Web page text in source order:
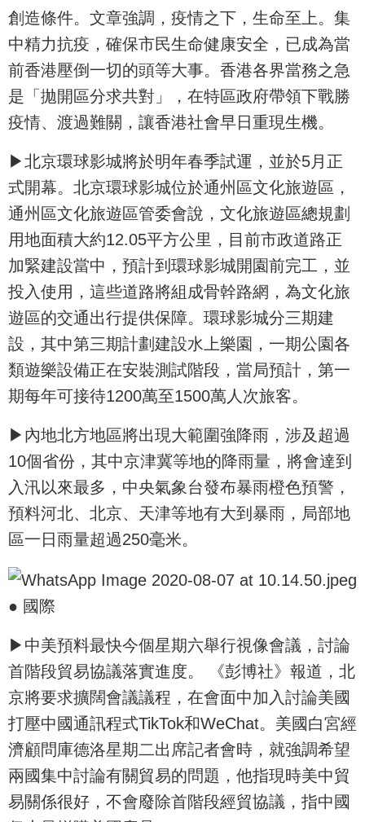
創造條件。文章強調，疫情之下，生命至上。集
中精力抗疫，確保市民生命健康安全，已成為當
前香港壓倒一切的頭等大事。香港各界當務之急
是「拋開區分求共對」，在特區政府帶領下戰勝
疫情、渡過難關，讓香港社會早日重現生機。
▶北京環球影城將於明年春季試運，並於5月正
式開幕。北京環球影城位於通州區文化旅遊區，
通州區文化旅遊區管委會說，文化旅遊區總規劃
用地面積大約12.05平方公里，目前市政道路正
加緊建設當中，預計到環球影城開園前完工，並
投入使用，這些道路將組成骨幹路網，為文化旅
遊區的交通出行提供保障。環球影城分三期建
設，其中第三期計劃建設水上樂園，一期公園各
類遊樂設備正在安裝測試階段，當局預計，第一
期每年可接待1200萬至1500萬人次旅客。
▶內地北方地區將出現大範圍強降雨，涉及超過
10個省份，其中京津冀等地的降雨量，將會達到
入汛以來最多，中央氣象台發布暴雨橙色預警，
預料河北、北京、天津等地有大到暴雨，局部地
區一日雨量超過250毫米。
● 國際
▶中美預料最快今個星期六舉行視像會議，討論
首階段貿易協議落實進度。 《彭博社》報道，北
京將要求擴闊會議議程，在會面中加入討論美國
打壓中國通訊程式TikTok和WeChat。美國白宮經
濟顧問庫德洛星期二出席記者會時，就強調希望
兩國集中討論有關貿易的問題，他指現時美中貿
易關係很好，不會廢除首階段經貿協議，指中國